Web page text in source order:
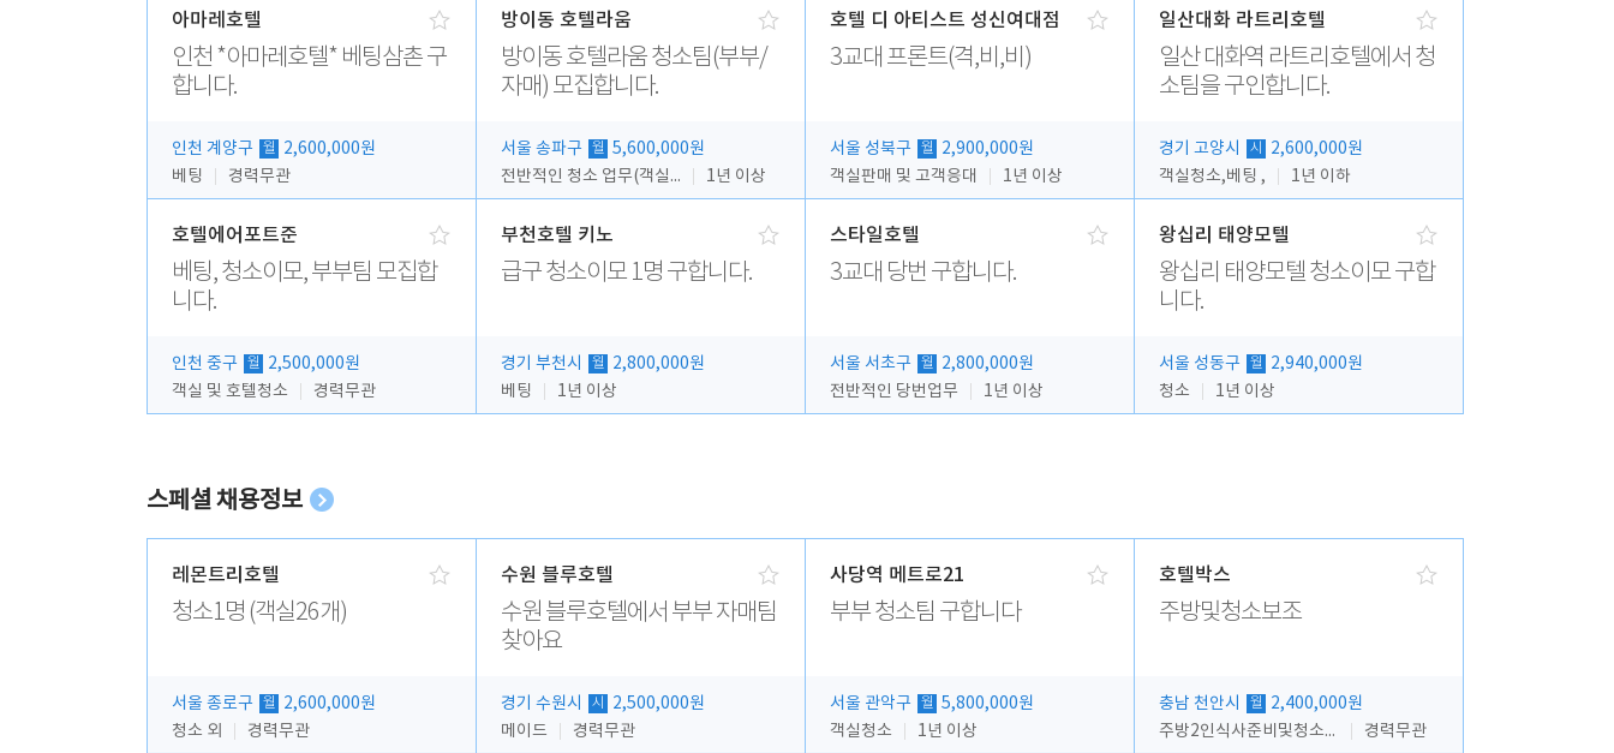
아마레호텔
인천 *아마레호텔* 베팅삼촌 구
합니다.
인천 계양구 월
2,600,000원
베팅
경력무관
방이동 호텔라움
방이동 호텔라움 청소팀(부부/
자매) 모집합니다.
서울 송파구 월
5,600,000원
전반적인 청소 업무(객실청소.객실정리)
1년 이상
호텔 디 아티스트 성신여대점
3교대 프론트(격,비,비)
서울 성북구 월
2,900,000원
객실판매 및 고객응대
1년 이상
일산대화 라트리호텔
일산 대화역 라트리호텔에서 청
소팀을 구인합니다.
경기 고양시 시
2,600,000원
객실청소,베팅 ,
1년 이하
호텔에어포트준
베팅, 청소이모, 부부팀 모집합
니다.
인천 중구 월
2,500,000원
객실 및 호텔청소
경력무관
부천호텔 키노
급구 청소이모 1명 구합니다.
경기 부천시 월
2,800,000원
베팅
1년 이상
스타일호텔
3교대 당번 구합니다.
서울 서초구 월
2,800,000원
전반적인 당번업무
1년 이상
왕십리 태양모텔
왕십리 태양모텔 청소이모 구합
니다.
서울 성동구 월
2,940,000원
청소
1년 이상
스페셜 채용정보
레몬트리호텔
청소1명 (객실26개)
서울 종로구 월
2,600,000원
청소 외
경력무관
수원 블루호텔
수원 블루호텔에서 부부 자매팀
찾아요
경기 수원시 시
2,500,000원
메이드
경력무관
사당역 메트로21
부부 청소팀 구합니다
서울 관악구 월
5,800,000원
객실청소
1년 이상
호텔박스
주방및청소보조
충남 천안시 월
2,400,000원
주방2인식사준비및청소린렌보조
경력무관